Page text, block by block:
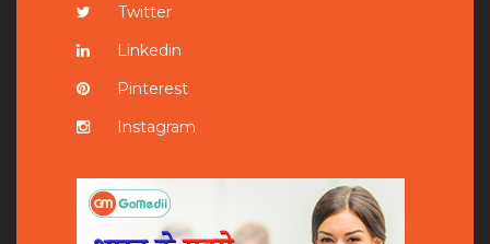
Twitter
Linkedin
Pinterest
Instagram